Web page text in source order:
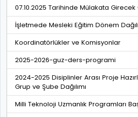
07.10.2025 Tarihinde Mülakata
İşletmede Mesleki Eğitim Dönem
Koordinatörlükler ve Komisyonlar
2025-2026-guz-ders-programi
2024-2025 Disiplinler Arası Proje
Grup ve Şube Dağılımı
Milli Teknoloji Uzmanlık Programları